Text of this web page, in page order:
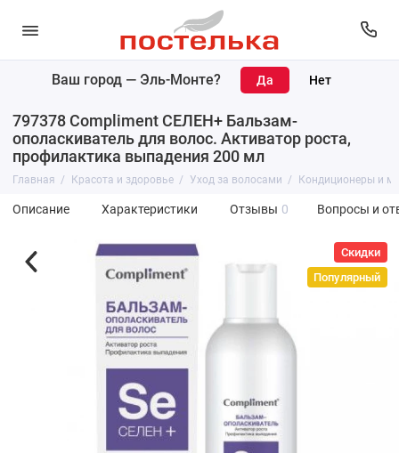
Ваш город — Эль-Монте?
797378 Compliment СЕЛЕН+ Бальзам-
ополаскиватель для волос. Активатор роста,
профилактика выпадения 200 мл
Главная Красота и здоровье Уход за волосами Кондиционеры и
Описание Характеристики Отзывы 0 Вопросы и
Скидки
Популярный